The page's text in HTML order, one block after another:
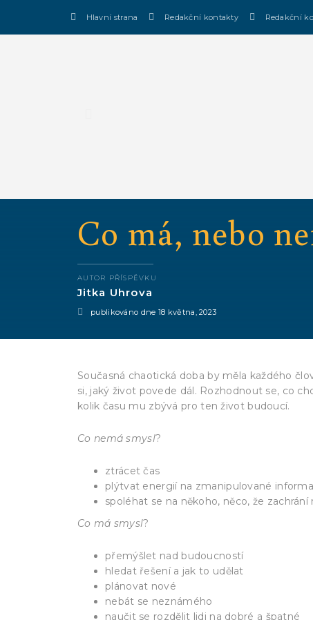
Hlavní strana Redakční kontakty Redakční
Co má, nebo
AUTOR PŘÍSPĚVKU
Jitka Uhrova
publikováno dne 18 května, 2023
Současná chaotická doba by měla každého
si, jaký život povede dál. Rozhodnout se, co
kolik času mu zbývá pro ten život budoucí.
Co nemá smysl?
ztrácet čas
plýtvat energií na zmanipulované
spoléhat se na někoho, něco, že zachrání
Co má smysl?
přemýšlet nad budoucností
hledat řešení a jak to udělat
plánovat nové
nebát se neznámého
naučit se rozdělit lidi na dobré a špatné